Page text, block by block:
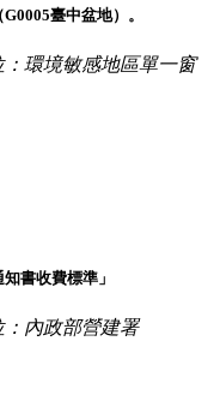
臺中盆地）。
：環境敏感地區單一窗
書收費標準」
：內政部營建署